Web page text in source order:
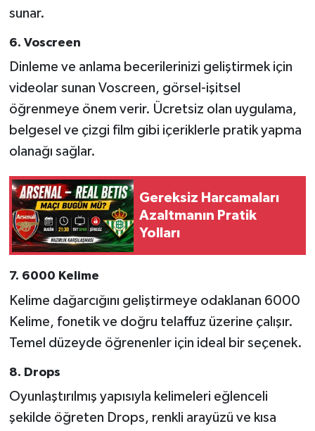
sunar.
6. Voscreen
Dinleme ve anlama becerilerinizi geliştirmek için
videolar sunan Voscreen, görsel-işitsel
öğrenmeye önem verir. Ücretsiz olan uygulama,
belgesel ve çizgi film gibi içeriklerle pratik yapma
olanağı sağlar.
Gereksiz Harcamaları
Azaltmanın Pratik
Yolları
7. 6000 Kelime
Kelime dağarcığını geliştirmeye odaklanan 6000
Kelime, fonetik ve doğru telaffuz üzerine çalışır.
Temel düzeyde öğrenenler için ideal bir seçenek.
8. Drops
Oyunlaştırılmış yapısıyla kelimeleri eğlenceli
şekilde öğreten Drops, renkli arayüzü ve kısa